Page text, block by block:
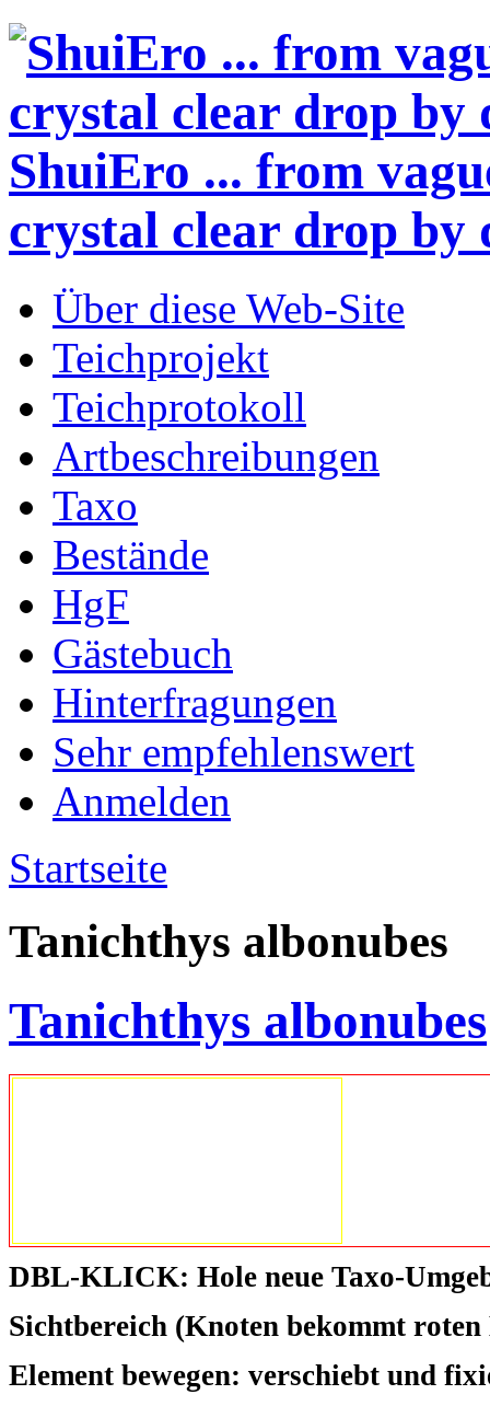
ShuiEro ... from
crystal clear drop by
Über diese Web-Site
Teichprojekt
Teichprotokoll
Artbeschreibungen
Taxo
Bestände
HgF
Gästebuch
Hinterfragungen
Sehr empfehlenswert
Anmelden
Startseite
Tanichthys albonubes
Tanichthys albonubes
DBL-KLICK: Hole neue Taxo-
Sichtbereich (Knoten bekommt
Element bewegen: verschiebt und